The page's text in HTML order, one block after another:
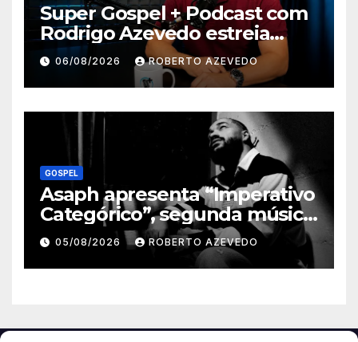
Super Gospel + Podcast com
Rodrigo Azevedo estreia
nova temporada e reúne
grandes nomes da música
gospel brasileira
06/08/2026 ROBERTO AZEVEDO
GOSPEL
Asaph apresenta “Imperativo
Categórico”, segunda música
de trabalho de seu novo
álbum pela Onimusic
05/08/2026 ROBERTO AZEVEDO